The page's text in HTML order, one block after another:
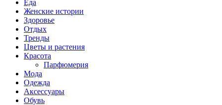
Еда
Женские истории
Здоровье
Отдых
Тренды
Цветы и растения
Красота
Парфюмерия
Мода
Одежда
Аксессуары
Обувь